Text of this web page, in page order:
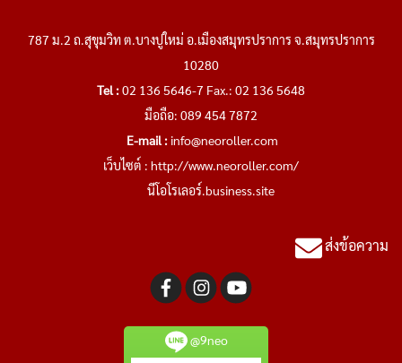
787 ม.2 ถ.สุขุมวิท ต.บางปูใหม่ อ.เมืองสมุทรปราการ จ.สมุทรปราการ
10280
Tel :02 136 5646-7 Fax.: 02 136 5648
มือถือ: 089 454 7872
E-mail : info@neoroller.com
เว็บไซต์ : http://www.neoroller.com/
นีโอโรเลอร์.business.site
ส่งข้อความ
@9neo